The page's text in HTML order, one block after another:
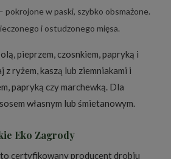
w paski, szybko obsmażone.
i ostudzonego mięsa.
pieprzem, czosnkiem, papryką i
z ryżem, kaszą lub ziemniakami i
papryką czy marchewką. Dla
własnym lub śmietanowym.
Eko Zagrody
certyfikowany producent drobiu